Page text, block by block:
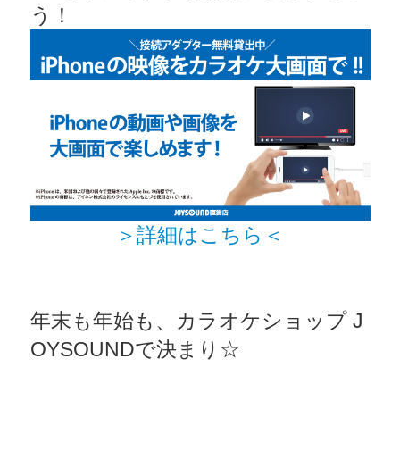
う！
＞詳細はこちら＜
年末も年始も、カラオケショップ J
OYSOUNDで決まり☆